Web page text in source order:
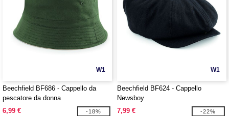
W1
Beechfield BF686 - Cappello da
pescatore da donna
6,99 €
-18%
W1
Beechfield BF624 - Cappello
Newsboy
7,99 €
-22%